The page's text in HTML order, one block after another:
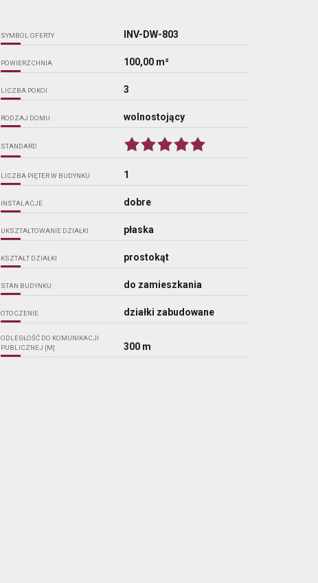
SYMBOL OFERTY INV-DW-803
POWIERZCHNIA 100,00 m²
LICZBA POKOI 3
RODZAJ DOMU wolnostojący
STANDARD
LICZBA PIĘTER W BUDYNKU 1
INSTALACJE dobre
UKSZTAŁTOWANIE DZIAŁKI płaska
KSZTAŁT DZIAŁKI prostokąt
STAN BUDYNKU do zamieszkania
OTOCZENIE działki zabudowane
ODLEGŁOŚĆ DO KOMUNIKACJI
PUBLICZNEJ [M]
300 m